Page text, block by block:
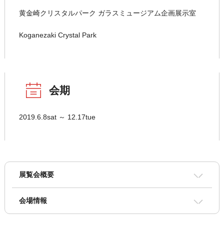
黄金崎クリスタルパーク ガラスミュージアム企画展示室
Koganezaki Crystal Park
会期
2019.6.8sat ～ 12.17tue
展覧会概要
会場情報